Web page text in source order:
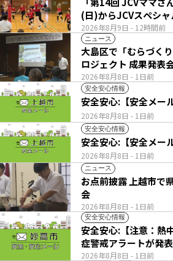
2026年8月9日 - 12時間前
(日)からJCVスペシャ
ニュース
2026年8月8日 - 1日前
大島区で「むらづく
ロジェクト 成果発表
安全安心情報
2026年8月8日 - 1日前
安全安心:【安全メー
安全安心情報
2026年8月8日 - 1日前
安全安心:【安全メー
ニュース
2026年8月8日 - 1日前
お点前披露 上越市で
会
安全安心情報
2026年8月8日 - 1日前
安全安心:【注意：熱
症警戒アラートが発表